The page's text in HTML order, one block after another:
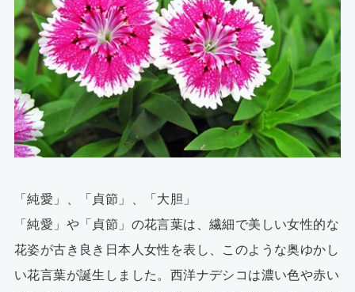
「純愛」、「貞節」、「大胆」
「純愛」や「貞節」の花言葉は、繊細で美しい女性的な
花姿が古き良き日本人女性を表し、このような奥ゆかし
い花言葉が誕生しました。西洋ナデシコは濃い色や赤い